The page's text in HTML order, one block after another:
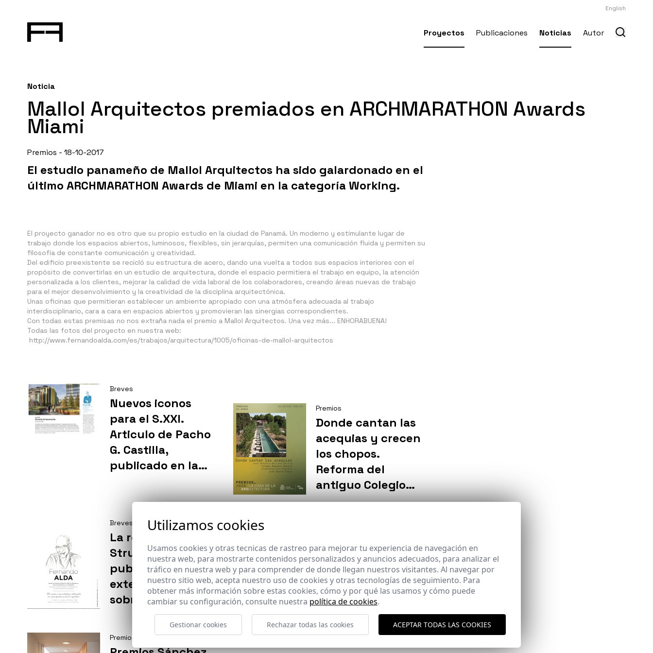
English
Proyectos Publicaciones Noticias Autor
Noticia
Mallol Arquitectos premiados en ARCHMARATHON Awards
Miami
Premios - 18-10-2017
El estudio panameño de Mallol Arquitectos ha sido galardonado en el
último ARCHMARATHON Awards de Miami en la categoría Working.
El proyecto ganador no es otro que su propio estudio en la ciudad de Panamá. Un moderno y estimulante lugar de
trabajo donde los espacios abiertos, luminosos, flexibles, sin jerarquías, permiten una comunicación fluida y permiten su
filosofía de constante comunicación y creatividad.
Del edificio preexistente se recicló su estructura de acero, dando una vuelta a todos sus espacios interiores con el
propósito de convertirlas en un estudio de arquitectura, donde el espacio permitiera el trabajo en equipo, la atención
personalizada a los clientes, mejorar la calidad de vida laboral de los colaboradores, creando áreas nuevas de trabajo
para el mejor desenvolvimiento y la creatividad de la disciplina arquitectónica.
Unas oficinas que permitieran establecer un ambiente apropiado con una atmósfera adecuada al trabajo
interdisciplinario, cara a cara en espacios abiertos y promovieran las sinergias correspondientes.
Con todas estas premisas no nos extraña nada el premio a Mallol Arquitectos. Una vez más... ENHORABUENA!
Todas las fotos del proyecto en nuestra web:
http://www.fernandoalda.com/es/trabajos/arquitectura/1005/oficinas-de-mallol-arquitectos
Breves
Nuevos iconos
para el S.XXI.
Articulo de Pacho
G. Castilla,
publicado en la
Europa con
Fernando Alda.
Premios
Donde cantan las
acequias y crecen
los chopos.
Reforma del
antiguo Colegio
Nacional Reyes
municipal. Santa
Fe, Granada recibe
Premio EX AEQUO
en la categoría de
Acción Pública en
los Premios de La
Casa de la
Breves
La revista ST de
Strugal, ha
publicado un
extenso reportaje
sobre la
trayectoria de
Fernando Alda, sus
inicios, procesos e
Architec publica
reportaje sobre la
trayectoria de
Fernando Alda
Premios
Utilizamos cookies
Usamos cookies y otras tecnicas de rastreo para mejorar tu experiencia de navegación en
nuestra web, para mostrarte contenidos personalizados y anuncios adecuados, para analizar el
tráfico en nuestra web y para comprender de donde llegan nuestros visitantes. Al navegar por
nuestro sitio web, acepta nuestro uso de cookies y otras tecnologías de seguimiento. Para
obtener más información sobre estas cookies, cómo y por qué las usamos y cómo puede
cambiar su configuración, consulte nuestra política de cookies.
Gestionar cookies Rechazar todas las cookies ACEPTAR TODAS LAS COOKIES